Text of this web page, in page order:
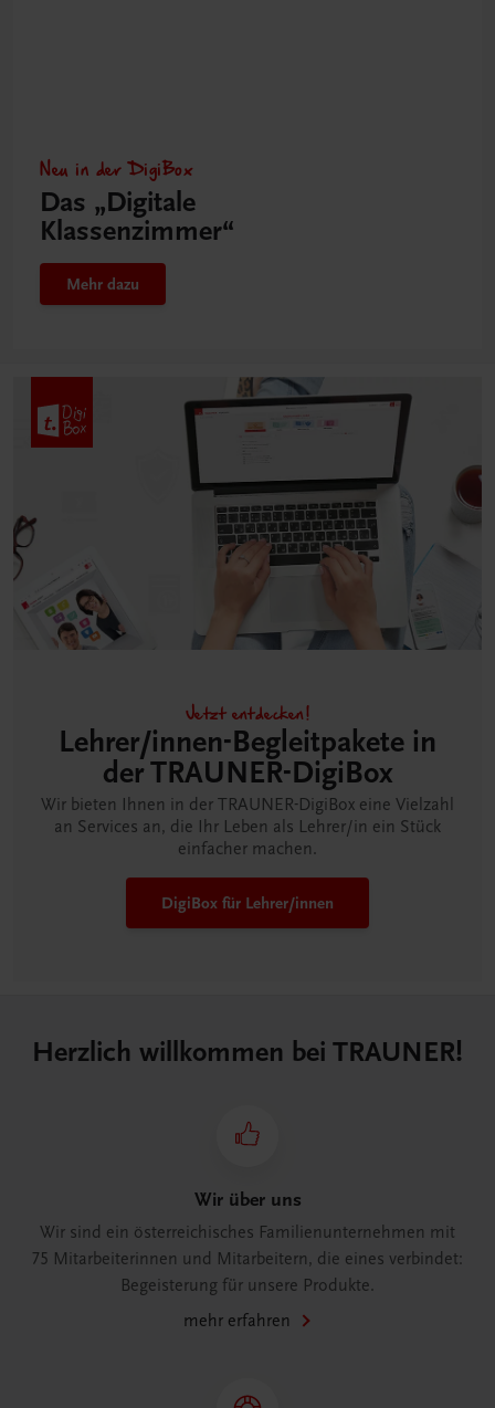
Neu in der DigiBox
Das „Digitale
Klassenzimmer“
Mehr dazu
Jetzt entdecken!
Lehrer/innen-Begleitpakete in
der TRAUNER-DigiBox
Wir bieten Ihnen in der TRAUNER-DigiBox eine Vielzahl
an Services an, die Ihr Leben als Lehrer/in ein Stück
einfacher machen.
DigiBox für Lehrer/innen
Herzlich willkommen bei TRAUNER!
Wir über uns
Wir sind ein österreichisches Familienunternehmen mit
75 Mitarbeiterinnen und Mitarbeitern, die eines verbindet:
Begeisterung für unsere Produkte.
mehr erfahren